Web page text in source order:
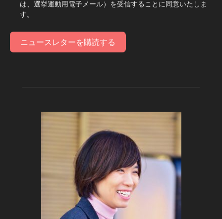
は、選挙運動用電子メール）を受信することに同意いたしま
す。
ニュースレターを購読する